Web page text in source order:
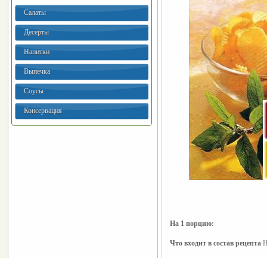
Салаты
Десерты
Напитки
Выпечка
Соусы
Консервация
На 1 порцию:
Что входит в состав рецепта